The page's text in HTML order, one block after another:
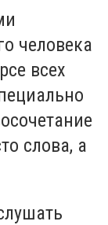
человека
всех
слова, а